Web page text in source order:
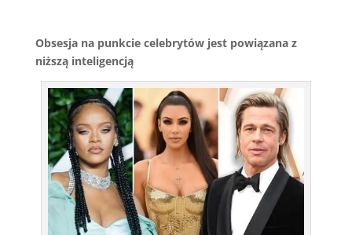
Obsesja na punkcie celebrytów jest powiązana z
niższą inteligencją